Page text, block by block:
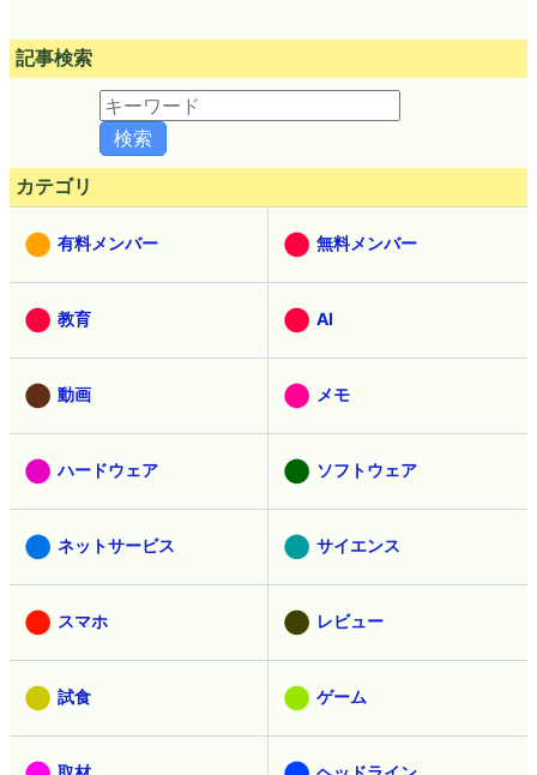
記事検索
カテゴリ
有料メンバー 無料メンバー
教育 AI
動画 メモ
ハードウェア ソフトウェア
ネットサービス サイエンス
スマホ レビュー
試食 ゲーム